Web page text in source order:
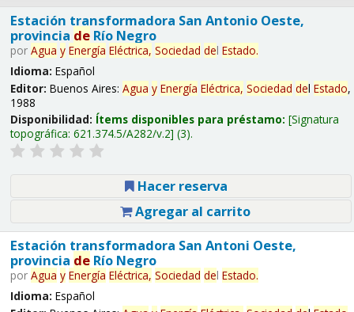
Estación transformadora San Antonio Oeste,
provincia deRío Negro
por Agua y Energía Eléctrica, Sociedad del Estado.
Idioma: Español
Editor: Buenos Aires: Agua y Energía Eléctrica, Sociedad del Estado,
1988
Disponibilidad: Ítems disponibles para préstamo: Signatura
topográfica: 621.374.5/A282/v.2 (3).
Hacer reserva
Agregar al carrito
Estación transformadora San Antoni Oeste,
provincia deRío Negro
por Agua y Energía Eléctrica, Sociedad del Estado.
Idioma: Español